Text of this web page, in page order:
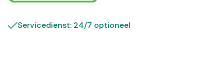
Servicedienst: 24/7 optioneel